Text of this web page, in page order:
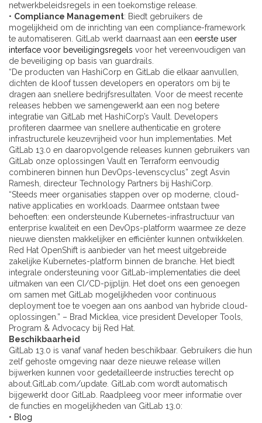
netwerkbeleidsregels in een toekomstige release.
• Compliance Management: Biedt gebruikers de
mogelijkheid om de inrichting van een compliance-framework
te automatiseren. GitLab werkt daarnaast aan een eerste user
interface voor beveiligingsregels voor het vereenvoudigen van
de beveiliging op basis van guardrails.
“De producten van HashiCorp en GitLab die elkaar aanvullen,
dichten de kloof tussen developers en operators om bij te
dragen aan snellere bedrijfsresultaten. Voor de meest recente
releases hebben we samengewerkt aan een nog betere
integratie van GitLab met HashiCorp’s Vault. Developers
profiteren daarmee van snellere authenticatie en grotere
infrastructurele keuzevrijheid voor hun implementaties. Met
GitLab 13.0 en daaropvolgende releases kunnen gebruikers van
GitLab onze oplossingen Vault en Terraform eenvoudig
combineren binnen hun DevOps-levenscyclus” zegt Asvin
Ramesh, directeur Technology Partners bij HashiCorp.
“Steeds meer organisaties stappen over op moderne, cloud-
native applicaties en workloads. Daarmee ontstaan twee
behoeften: een ondersteunde Kubernetes-infrastructuur van
enterprise kwaliteit en een DevOps-platform waarmee ze deze
nieuwe diensten makkelijker en efficiënter kunnen ontwikkelen.
Red Hat OpenShift is aanbieder van het meest uitgebreide
zakelijke Kubernetes-platform binnen de branche. Het biedt
integrale ondersteuning voor GitLab-implementaties die deel
uitmaken van een CI/CD-pijplijn. Het doet ons een genoegen
om samen met GitLab mogelijkheden voor continuous
deployment toe te voegen aan ons aanbod van hybride cloud-
oplossingen.” – Brad Micklea, vice president Developer Tools,
Program & Advocacy bij Red Hat.
Beschikbaarheid
GitLab 13.0 is vanaf vanaf heden beschikbaar. Gebruikers die hun
zelf gehoste omgeving naar deze nieuwe release willen
bijwerken kunnen voor gedetailleerde instructies terecht op
about.GitLab.com/update. GitLab.com wordt automatisch
bijgewerkt door GitLab. Raadpleeg voor meer informatie over
de functies en mogelijkheden van GitLab 13.0:
• Blog